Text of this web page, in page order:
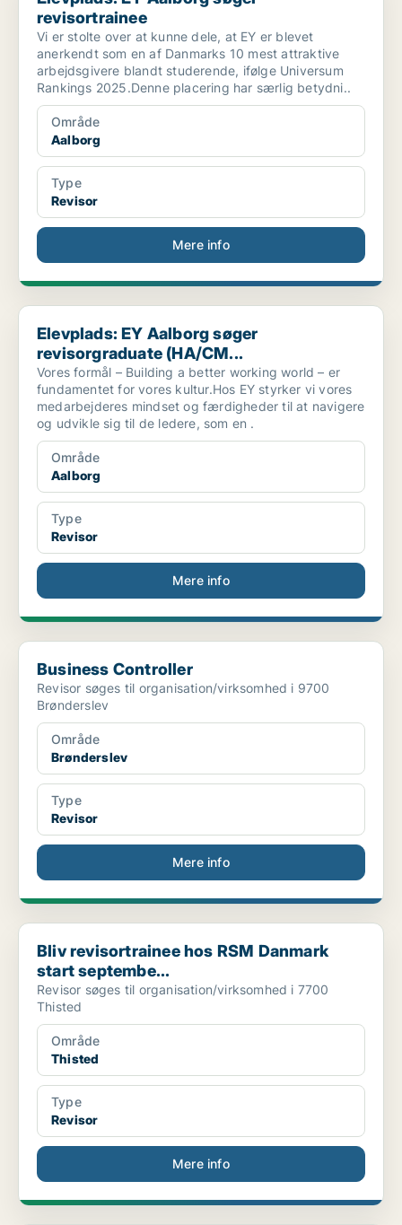
revisortrainee
Vi er stolte over at kunne dele, at EY er blevet
anerkendt som en af Danmarks 10 mest attraktive
arbejdsgivere blandt studerende, ifølge Universum
Rankings 2025.Denne placering har særlig betydni..
Område
Aalborg
Type
Revisor
Mere info
Elevplads: EY Aalborg søger revisorgraduate (HA/CM...
Elevplads: EY Aalborg søger
revisorgraduate (HA/CM...
Vores formål – Building a better working world – er
fundamentet for vores kultur.Hos EY styrker vi vores
medarbejderes mindset og færdigheder til at navigere
og udvikle sig til de ledere, som en .
Område
Aalborg
Type
Revisor
Mere info
Business Controller
Business Controller
Revisor søges til organisation/virksomhed i 9700
Brønderslev
Område
Brønderslev
Type
Revisor
Mere info
Bliv revisortrainee hos RSM Danmark start septembe...
Bliv revisortrainee hos RSM Danmark
start septembe...
Revisor søges til organisation/virksomhed i 7700
Thisted
Område
Thisted
Type
Revisor
Mere info